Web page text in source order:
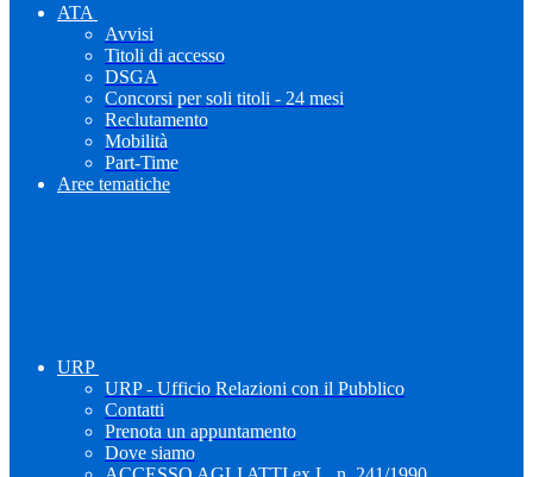
ATA
Avvisi
Titoli di accesso
DSGA
Concorsi per soli titoli - 24 mesi
Reclutamento
Mobilità
Part-Time
Aree tematiche
URP
URP - Ufficio Relazioni con il Pubblico
Contatti
Prenota un appuntamento
Dove siamo